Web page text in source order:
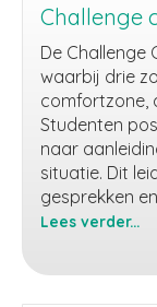
Challenge
De Challenge
waarbij drie
comfortzone,
Studenten
naar
situatie. Dit
gesprekken
Lees verder...